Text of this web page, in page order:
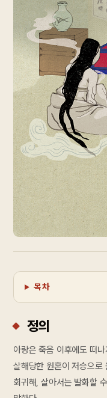
목차
정의
아랑은 죽음 이후에도 떠
살해당한 원혼이 저승으로
회귀해, 살아서는 발화할